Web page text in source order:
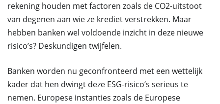
rekening houden met factoren zoals de CO2-uitstoot
van degenen aan wie ze krediet verstrekken. Maar
hebben banken wel voldoende inzicht in deze nieuwe
risico’s? Deskundigen twijfelen.
Banken worden nu geconfronteerd met een wettelijk
kader dat hen dwingt deze ESG-risico’s serieus te
nemen. Europese instanties zoals de Europese